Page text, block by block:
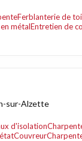
Ferblanterie de
métalEntretien de
sur-Alzette
d'isolation
Couvreur